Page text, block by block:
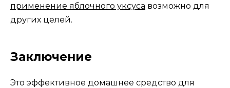
применение яблочного уксуса возможно для
других целей.
Заключение
Это эффективное домашнее средство для